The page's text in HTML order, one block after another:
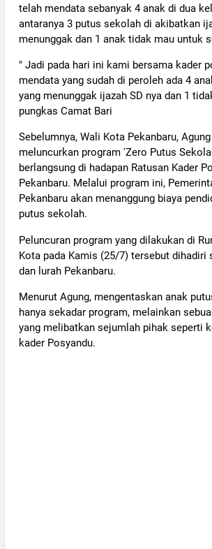
telah mendata sebanyak 4 anak di dua
antaranya 3 putus sekolah di akibatkan
menunggak dan 1 anak tidak mau untuk
" Jadi pada hari ini kami bersama kader
mendata yang sudah di peroleh ada 4
yang menunggak ijazah SD nya dan 1
pungkas Camat Bari
Sebelumnya, Wali Kota Pekanbaru,
meluncurkan program 'Zero Putus
berlangsung di hadapan Ratusan Kader
Pekanbaru. Melalui program ini,
Pekanbaru akan menanggung biaya
putus sekolah.
Peluncuran program yang dilakukan di
Kota pada Kamis (25/7) tersebut dihadiri
dan lurah Pekanbaru.
Menurut Agung, mengentaskan anak
hanya sekadar program, melainkan
yang melibatkan sejumlah pihak seperti
kader Posyandu.